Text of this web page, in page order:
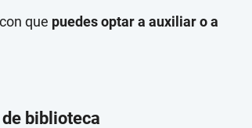
que puedes optar a auxiliar o a
biblioteca